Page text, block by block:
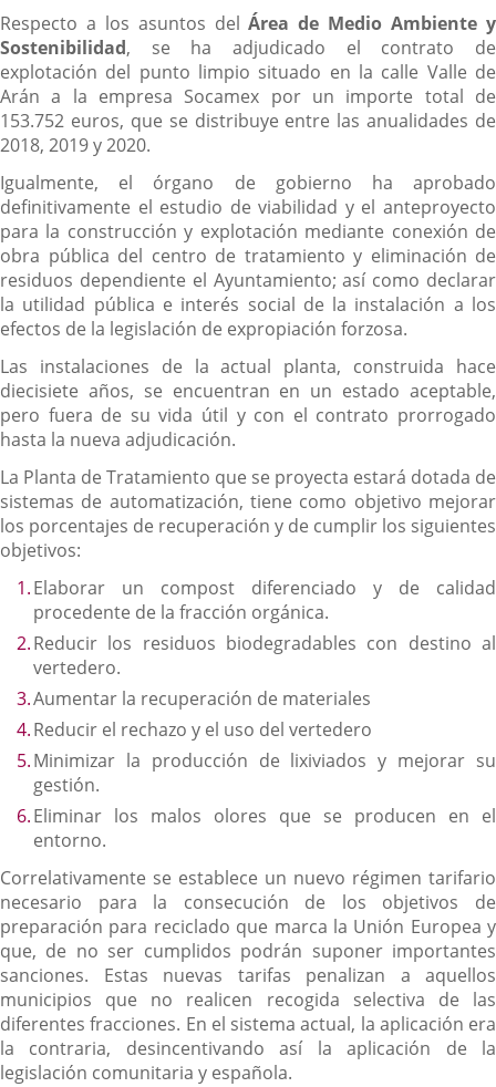
Respecto a los asuntos delÁrea de Medio Ambiente y
Sostenibilidad, se ha adjudicado el contrato de
explotación del punto limpio situado en la calle Valle de
Arán a la empresa Socamex por un importe total de
153.752 euros, que se distribuye entre las anualidades de
2018, 2019 y 2020.
Igualmente, el órgano de gobierno ha aprobado
definitivamente el estudio de viabilidad y el anteproyecto
para la construcción y explotación mediante conexión de
obra pública del centro de tratamiento y eliminación de
residuos dependiente el Ayuntamiento; así como declarar
la utilidad pública e interés social de la instalación a los
efectos de la legislación de expropiación forzosa.
Las instalaciones de la actual planta, construida hace
diecisiete años, se encuentran en un estado aceptable,
pero fuera de su vida útil y con el contrato prorrogado
hasta la nueva adjudicación.
La Planta de Tratamiento que se proyecta estará dotada de
sistemas de automatización, tiene como objetivo mejorar
los porcentajes de recuperación y de cumplir los siguientes
objetivos:
Elaborar un compost diferenciado y de calidad
procedente de la fracción orgánica.
Reducir los residuos biodegradables con destino al
vertedero.
Aumentar la recuperación de materiales
Reducir el rechazo y el uso del vertedero
Minimizar la producción de lixiviados y mejorar su
gestión.
Eliminar los malos olores que se producen en el
entorno.
Correlativamente se establece un nuevo régimen tarifario
necesario para la consecución de los objetivos de
preparación para reciclado que marca la Unión Europea y
que, de no ser cumplidos podrán suponer importantes
sanciones. Estas nuevas tarifas penalizan a aquellos
municipios que no realicen recogida selectiva de las
diferentes fracciones. En el sistema actual, la aplicación era
la contraria, desincentivando así la aplicación de la
legislación comunitaria y española.